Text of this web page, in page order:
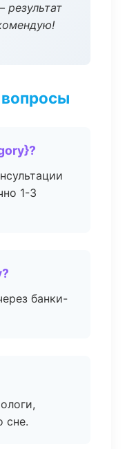
результат
1-3
банки-
сне.